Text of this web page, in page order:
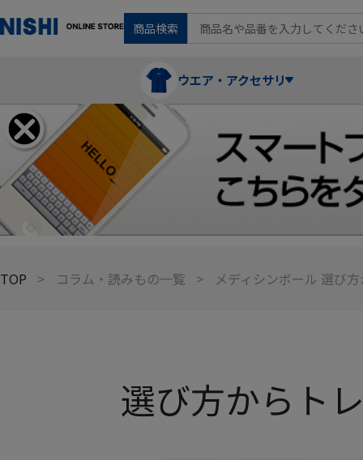
商品検索
ウエア・アクセサリ
Tシャツ・ポロシャツ
スウェット
陸上競技（走）
フォーム・動きづくり
TOP コラム・読みもの一覧 メディシンボール 選び
選び方からト